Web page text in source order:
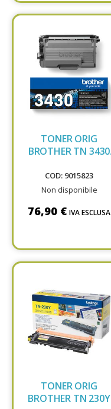
TONER ORIG
BROTHER TN 3430
COD: 9015823
Non disponibile
76,90 € IVA ESCLUSA
TONER ORIG
BROTHER TN 230Y